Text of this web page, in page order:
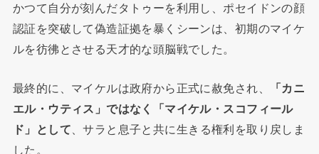
かつて自分が刻んだタトゥーを利用し、ポセイドンの顔
認証を突破して偽造証拠を暴くシーンは、初期のマイケ
ルを彷彿とさせる天才的な頭脳戦でした。
最終的に、マイケルは政府から正式に赦免され、
「カニ
エル・ウティス」ではなく「マイケル・スコフィール
ド」として 、サラと息子と共に生きる権利を取り戻しま
した。